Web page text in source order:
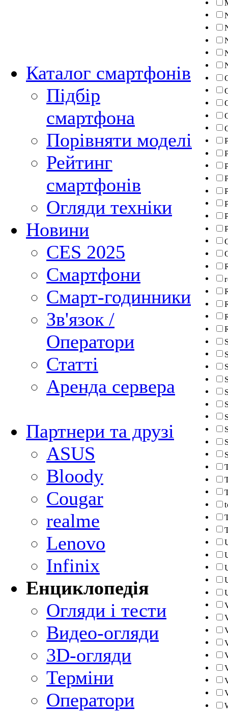
Каталог смартфонів
Підбір
смартфона
Порівняти моделі
Рейтинг
смартфонів
Огляди техніки
Новини
CES 2025
Смартфони
Смарт-годинники
Зв'язок /
Оператори
Статті
Аренда сервера
Партнери та друзі
ASUS
Bloody
Cougar
realme
Lenovo
Infinix
Енциклопедія
Огляди і тести
Видео-огляди
3D-огляди
Терміни
Оператори